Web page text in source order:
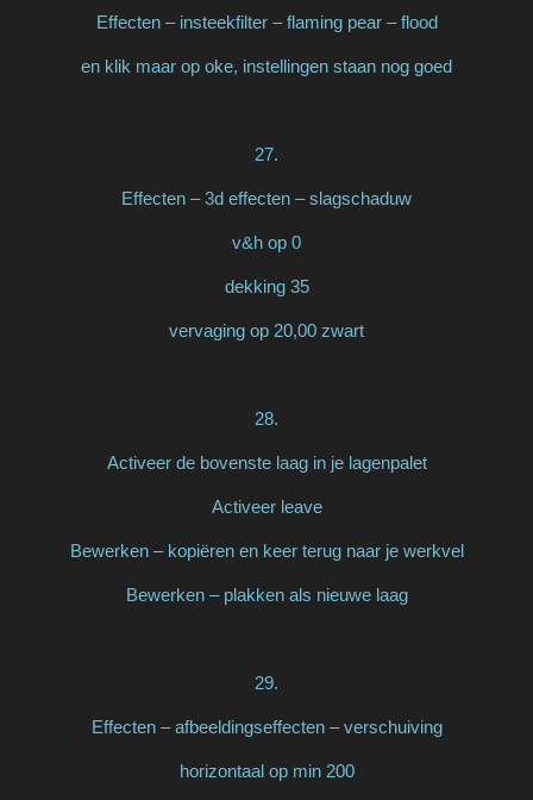
Effecten – insteekfilter – flaming pear – flood
en klik maar op oke, instellingen staan nog goed
27.
Effecten – 3d effecten – slagschaduw
v&h op 0
dekking 35
vervaging op 20,00 zwart
28.
Activeer de bovenste laag in je lagenpalet
Activeer leave
Bewerken – kopiëren en keer terug naar je werkvel
Bewerken – plakken als nieuwe laag
29.
Effecten – afbeeldingseffecten – verschuiving
horizontaal op min 200